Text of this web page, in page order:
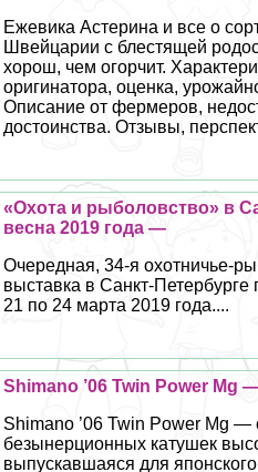
Ежевика Астерина и все о
Швейцарии с блестящей
хорош, чем огорчит.
оригинатора, оценка,
Описание от фермеров,
достоинства. Отзывы,
«Охота и рыболовство» в
весна 2019 года —
Очередная, 34-я охотничье-
выставка в Санкт-Петербурге
21 по 24 марта 2019 года....
Shimano ’06 Twin Power Mg
Shimano ’06 Twin Power Mg —
безынерционных катушек
выпускавшаяся для